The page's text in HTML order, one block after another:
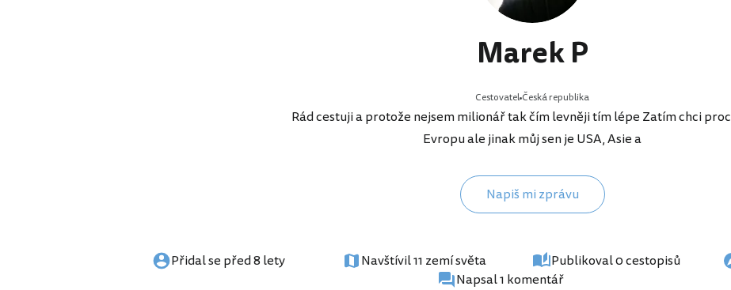
Marek P
Cestovatel Česká republika
Rád cestuji a protože nejsem milionář tak čím levněji tím lépe Zatím chci
Evropu ale jinak můj sen je USA, Asie a
Napiš mi zprávu
Přidal se před 8 lety Navštívil 11 zemí světa Publikoval 0 cestopisů
Napsal 1 komentář